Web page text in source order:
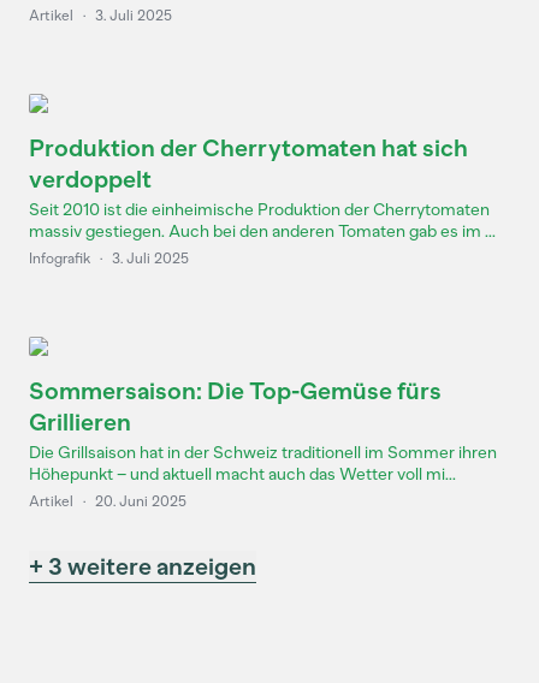
Artikel · 3. Juli 2025
Produktion der Cherrytomaten hat sich
verdoppelt
Seit 2010 ist die einheimische Produktion der Cherrytomaten
massiv gestiegen. Auch bei den anderen Tomaten gab es im ...
Infografik · 3. Juli 2025
Sommersaison: Die Top-Gemüse fürs
Grillieren
Die Grillsaison hat in der Schweiz traditionell im Sommer ihren
Höhepunkt – und aktuell macht auch das Wetter voll mi...
Artikel · 20. Juni 2025
+ 3 weitere anzeigen